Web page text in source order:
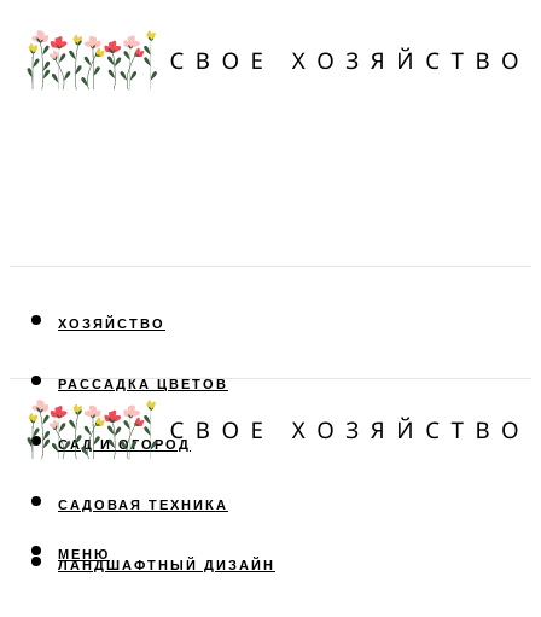
ХОЗЯЙСТВО
РАССАДКА ЦВЕТОВ
САД И ОГОРОД
САДОВАЯ ТЕХНИКА
ЛАНДШАФТНЫЙ ДИЗАЙН
МЕНЮ